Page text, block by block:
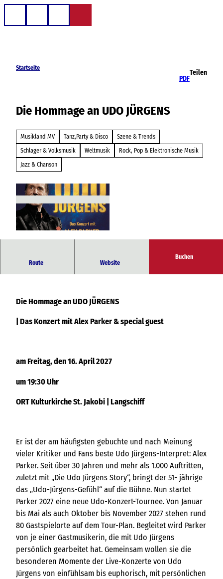
Startseite
PDF
Teilen
Die Hommage an UDO JÜRGENS
Musikland MV Tanz,Party & Disco
Szene & Trends
Schlager & Volksmusik
Weltmusik
Rock, Pop & Elektronische Musik
Jazz & Chanson
konzert.de
Route Website
Buchen
Das Konzert mit Alex Parker & special guest
Die Hommage an UDO JÜRGENS
| Das Konzert mit Alex Parker & special guest
am Freitag, den 16. April 2027
um 19:30 Uhr
ORT Kulturkirche St. Jakobi | Langschiff
Er ist der am häufigsten gebuchte und nach Meinung
vieler Kritiker und Fans beste Udo Jürgens-Interpret: Alex
Parker. Seit über 30 Jahren und mehr als 1.000 Auftritten,
zuletzt mit „Die Udo Jürgens Story“, bringt der 51- jährige
das „Udo-Jürgens-Gefühl“ auf die Bühne. Nun startet
Parker 2027 eine neue Udo-Konzert-Tournee. Von Januar
bis Mai als auch Oktober bis November 2027 stehen rund
80 Gastspielorte auf dem Tour-Plan. Begleitet wird Parker
von je einer Gastmusikerin, die mit Udo Jürgens
persönlich gearbeitet hat. Gemeinsam wollen sie die
besonderen Momente der Live-Konzerte von Udo
Jürgens von einfühlsam bis euphorisch, mit persönlichen